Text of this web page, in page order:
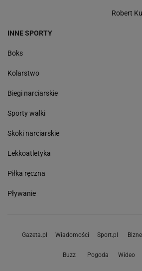
Robert
INNE SPORTY
Boks
Kolarstwo
Biegi narciarskie
Sporty walki
Skoki narciarskie
Lekkoatletyka
Piłka ręczna
Pływanie
Gazeta.pl Wiadomości Sport.pl
Buzz Pogoda Wideo